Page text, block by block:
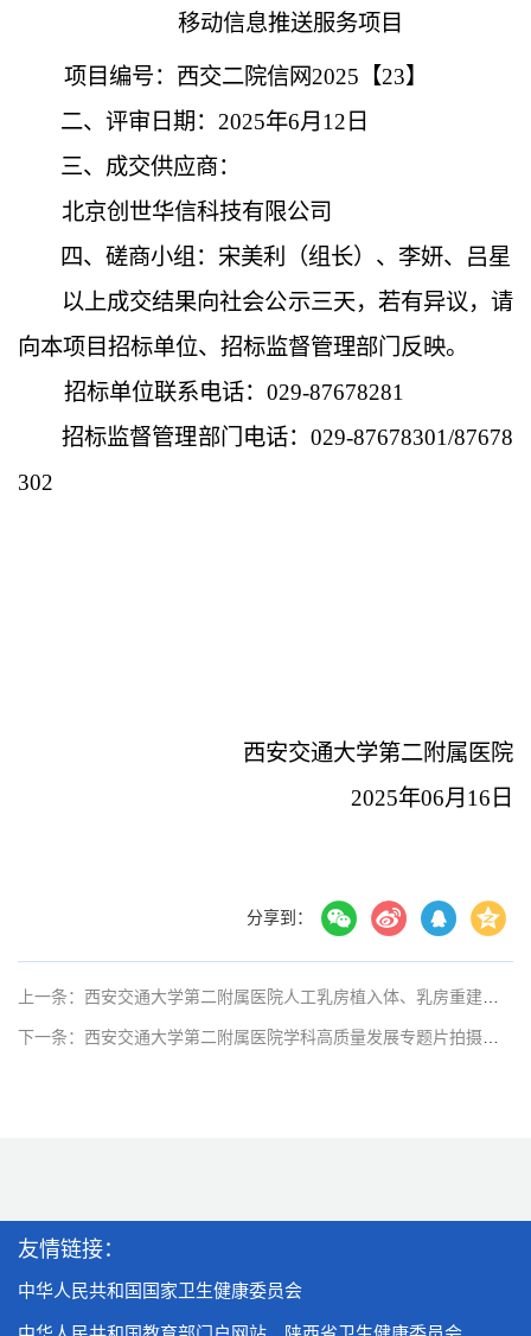
移动信息推送服务项目
项目编号：西交二院信网2025 【23】
二、评审日期： 2025年6月 12 日
三、 成交供应商：
北京创世华信科技有限公司
四、磋商小组：宋美利（组长）、李妍、吕星
以上成交结果向社会公示三天，若有异议，请
向本项目招标单位、招标监督管理部门反映。
招标单位联系电话： 029-87678281
招标监督管理部门电话： 029-87678301/87678
302
西安交通大学第二附属医院
2025年06月 16 日
分享到：
友情链接：
中华人民共和国国家卫生健康委员会